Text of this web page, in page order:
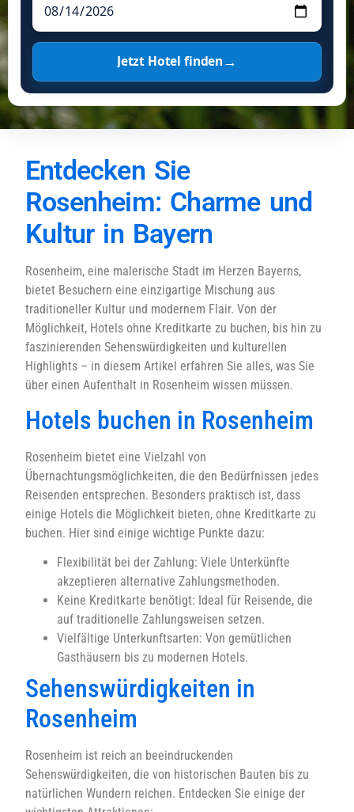
Jetzt Hotel finden→
Entdecken Sie
Rosenheim: Charme und
Kultur in Bayern
Rosenheim, eine malerische Stadt im Herzen Bayerns,
bietet Besuchern eine einzigartige Mischung aus
traditioneller Kultur und modernem Flair. Von der
Möglichkeit, Hotels ohne Kreditkarte zu buchen, bis hin zu
faszinierenden Sehenswürdigkeiten und kulturellen
Highlights – in diesem Artikel erfahren Sie alles, was Sie
über einen Aufenthalt in Rosenheim wissen müssen.
Hotels buchen in Rosenheim
Rosenheim bietet eine Vielzahl von
Übernachtungsmöglichkeiten, die den Bedürfnissen jedes
Reisenden entsprechen. Besonders praktisch ist, dass
einige Hotels die Möglichkeit bieten, ohne Kreditkarte zu
buchen. Hier sind einige wichtige Punkte dazu:
Flexibilität bei der Zahlung: Viele Unterkünfte
akzeptieren alternative Zahlungsmethoden.
Keine Kreditkarte benötigt: Ideal für Reisende, die
auf traditionelle Zahlungsweisen setzen.
Vielfältige Unterkunftsarten: Von gemütlichen
Gasthäusern bis zu modernen Hotels.
Sehenswürdigkeiten in
Rosenheim
Rosenheim ist reich an beeindruckenden
Sehenswürdigkeiten, die von historischen Bauten bis zu
natürlichen Wundern reichen. Entdecken Sie einige der